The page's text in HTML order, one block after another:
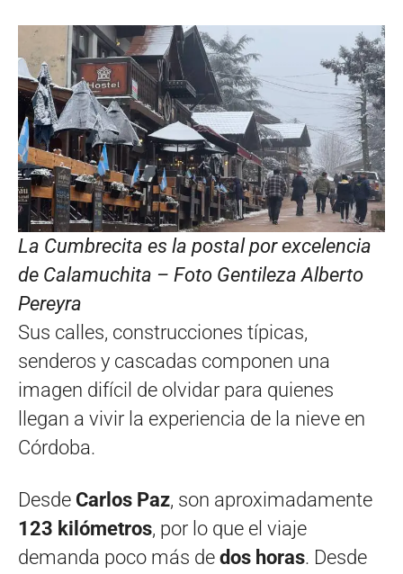
La Cumbrecita es la postal por excelencia
de Calamuchita – Foto Gentileza Alberto
Pereyra
Sus calles, construcciones típicas,
senderos y cascadas componen una
imagen difícil de olvidar para quienes
llegan a vivir la experiencia de la nieve en
Córdoba.
Desde Carlos Paz, son aproximadamente
123 kilómetros, por lo que el viaje
demanda poco más de dos horas. Desde